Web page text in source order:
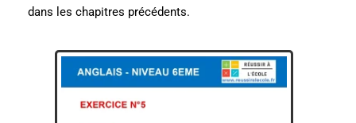
dans les chapitres précédents.